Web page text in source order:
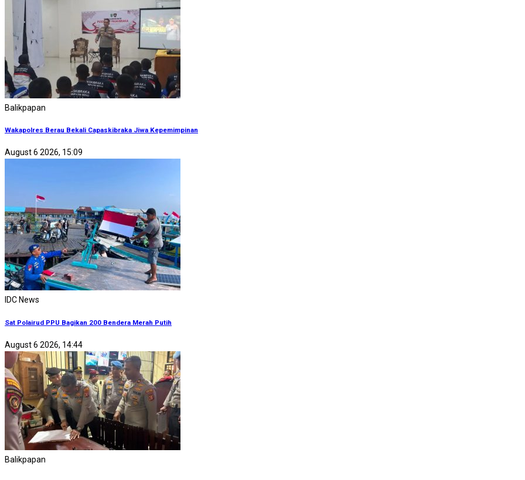
Balikpapan
Wakapolres Berau Bekali Capaskibraka Jiwa Kepemimpinan
August 6 2026, 15:09
IDC News
Sat Polairud PPU Bagikan 200 Bendera Merah Putih
August 6 2026, 14:44
Balikpapan